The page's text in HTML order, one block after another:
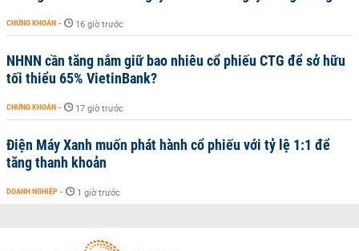
CHỨNG KHOÁN - 16 giờ trước
NHNN cần tăng nắm giữ bao nhiêu cổ phiếu CTG để sở hữu
tối thiểu 65% VietinBank?
CHỨNG KHOÁN - 17 giờ trước
Điện Máy Xanh muốn phát hành cổ phiếu với tỷ lệ 1:1 để
tăng thanh khoản
DOANH NGHIỆP - 1 giờ trước